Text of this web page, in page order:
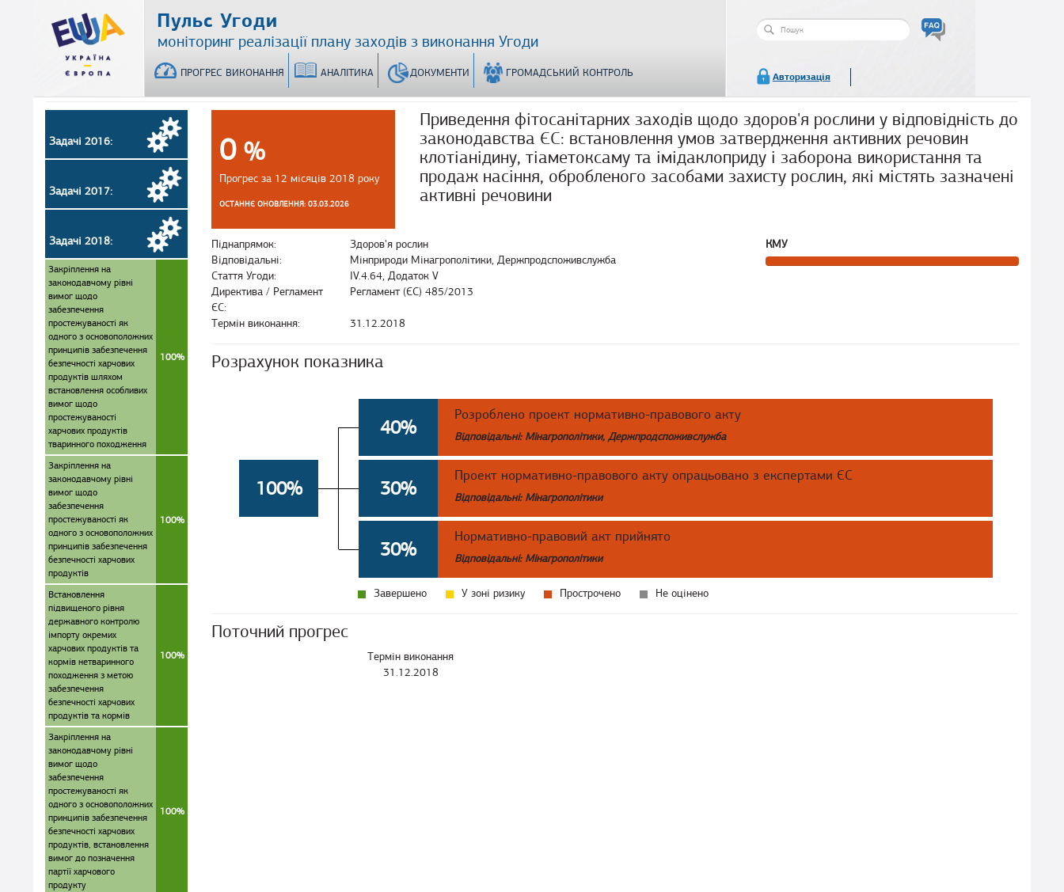
Пульс Угоди
моніторинг реалізації плану заходів з виконання Угоди
ПРОГРЕС ВИКОНАННЯ АНАЛІТИКА ДОКУМЕНТИ ГРОМАДСЬКИЙ КОНТРОЛЬ
Пошукова
Авторизація
0 %
Прогрес за 12 місяців 2018 року
ОСТАННЄ ОНОВЛЕННЯ: 03.03.2026
Приведення фітосанітарних заходів щодо здоров'я рослини у відповідність до
законодавства ЄС: встановлення умов затвердження активних речовин
клотіанідину, тіаметоксаму та імідаклоприду і заборона використання та
продаж насіння, обробленого засобами захисту рослин, які містять зазначені
активні речовини
Піднапрямок:
Здоров'я рослин
Відповідальні:
Мінприроди Мінагрополітики, Держпродспоживслужба
Стаття Угоди:
IV.4.64, Додаток V
Директива / Регламент
ЄС:
Регламент (ЄС) 485/2013
Термін виконання: 31.12.2018
КМУ
Розрахунок показника
100%
40%
Розроблено проект нормативно-правового акту
Відповідальні: Мінагрополітики, Держпродспоживслужба
30%
Проект нормативно-правового акту опрацьовано з експертами ЄС
Відповідальні: Мінагрополітики
30%
Нормативно-правовий акт прийнято
Відповідальні: Мінагрополітики
Завершено У зоні ризику Прострочено Не оцінено
Поточний прогрес
Термін виконання
31.12.2018
Задачі 2016:
Задачі 2017:
Задачі 2018:
Закріплення на
законодавчому рівні
вимог щодо
забезпечення
простежуваності як
одного з основоположних
принципів забезпечення
безпечності харчових
продуктів шляхом
встановлення особливих
вимог щодо
простежуваності
харчових продуктів
тваринного походження
100%
Закріплення на
законодавчому рівні
вимог щодо
забезпечення
простежуваності як
одного з основоположних
принципів забезпечення
безпечності харчових
продуктів
100%
Встановлення
підвищеного рівня
державного контролю
імпорту окремих
харчових продуктів та
кормів нетваринного
походження з метою
забезпечення
безпечності харчових
продуктів та кормів
100%
Закріплення на
законодавчому рівні
вимог щодо
забезпечення
простежуваності як
одного з основоположних
принципів забезпечення
безпечності харчових
продуктів, встановлення
вимог до позначення
партії харчового
продукту
100%